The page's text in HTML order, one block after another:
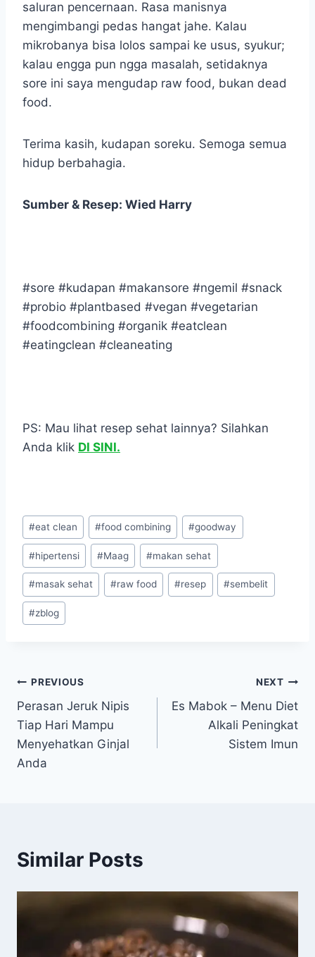
saluran pencernaan. Rasa manisnya
mengimbangi pedas hangat jahe. Kalau
mikrobanya bisa lolos sampai ke usus, syukur;
kalau engga pun ngga masalah, setidaknya
sore ini saya mengudap raw food, bukan dead
food.
Terima kasih, kudapan soreku. Semoga semua
hidup berbahagia.
Sumber & Resep: Wied Harry
#sore #kudapan #makansore #ngemil #snack
#probio #plantbased #vegan #vegetarian
#foodcombining #organik #eatclean
#eatingclean #cleaneating
PS: Mau lihat resep sehat lainnya? Silahkan
Anda klik DI SINI.
Post
Tags:
#eat clean #food combining #goodway
#hipertensi #Maag #makan sehat
#masak sehat #raw food #resep #sembelit
#zblog
Navigasi
pos
PREVIOUS
Perasan Jeruk Nipis
Tiap Hari Mampu
Menyehatkan Ginjal
Anda
NEXT
Es Mabok – Menu Diet
Alkali Peningkat
Sistem Imun
Similar Posts